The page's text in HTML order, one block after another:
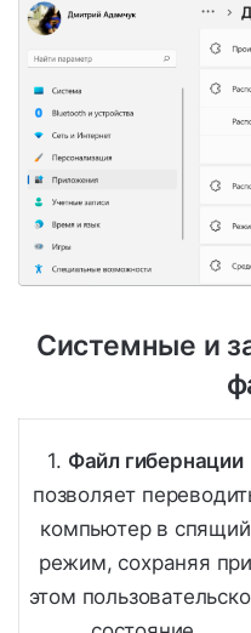
Системные и
1. Файл гибернации
позволяет
компьютер в спящий
режим, сохраняя при
этом